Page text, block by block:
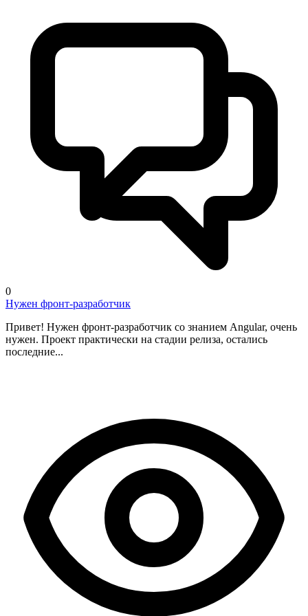
0
Нужен фронт-разработчик
Привет! Нужен фронт-разработчик со знанием Angular, очень
нужен. Проект практически на стадии релиза, остались
последние...